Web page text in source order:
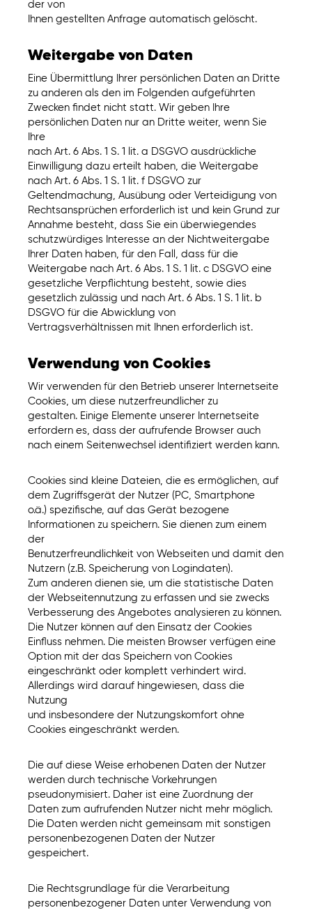
der von
Ihnen gestellten Anfrage automatisch gelöscht.
Weitergabe von Daten
Eine Übermittlung Ihrer persönlichen Daten an Dritte
zu anderen als den im Folgenden aufgeführten
Zwecken findet nicht statt. Wir geben Ihre
persönlichen Daten nur an Dritte weiter, wenn Sie
Ihre
nach Art. 6 Abs. 1 S. 1 lit. a DSGVO ausdrückliche
Einwilligung dazu erteilt haben, die Weitergabe
nach Art. 6 Abs. 1 S. 1 lit. f DSGVO zur
Geltendmachung, Ausübung oder Verteidigung von
Rechtsansprüchen erforderlich ist und kein Grund zur
Annahme besteht, dass Sie ein überwiegendes
schutzwürdiges Interesse an der Nichtweitergabe
Ihrer Daten haben, für den Fall, dass für die
Weitergabe nach Art. 6 Abs. 1 S. 1 lit. c DSGVO eine
gesetzliche Verpflichtung besteht, sowie dies
gesetzlich zulässig und nach Art. 6 Abs. 1 S. 1 lit. b
DSGVO für die Abwicklung von
Vertragsverhältnissen mit Ihnen erforderlich ist.
Verwendung von Cookies
Wir verwenden für den Betrieb unserer Internetseite
Cookies, um diese nutzerfreundlicher zu
gestalten. Einige Elemente unserer Internetseite
erfordern es, dass der aufrufende Browser auch
nach einem Seitenwechsel identifiziert werden kann.
Cookies sind kleine Dateien, die es ermöglichen, auf
dem Zugriffsgerät der Nutzer (PC, Smartphone
o.ä.) spezifische, auf das Gerät bezogene
Informationen zu speichern. Sie dienen zum einem
der
Benutzerfreundlichkeit von Webseiten und damit den
Nutzern (z.B. Speicherung von Logindaten).
Zum anderen dienen sie, um die statistische Daten
der Webseitennutzung zu erfassen und sie zwecks
Verbesserung des Angebotes analysieren zu können.
Die Nutzer können auf den Einsatz der Cookies
Einfluss nehmen. Die meisten Browser verfügen eine
Option mit der das Speichern von Cookies
eingeschränkt oder komplett verhindert wird.
Allerdings wird darauf hingewiesen, dass die
Nutzung
und insbesondere der Nutzungskomfort ohne
Cookies eingeschränkt werden.
Die auf diese Weise erhobenen Daten der Nutzer
werden durch technische Vorkehrungen
pseudonymisiert. Daher ist eine Zuordnung der
Daten zum aufrufenden Nutzer nicht mehr möglich.
Die Daten werden nicht gemeinsam mit sonstigen
personenbezogenen Daten der Nutzer
gespeichert.
Die Rechtsgrundlage für die Verarbeitung
personenbezogener Daten unter Verwendung von